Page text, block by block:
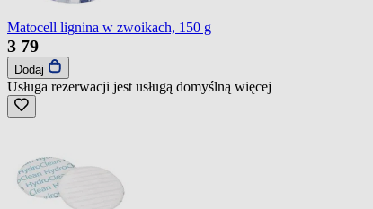
Matocell lignina w zwoikach, 150 g
3 79
Dodaj
Usługa rezerwacji jest usługą domyślną więcej